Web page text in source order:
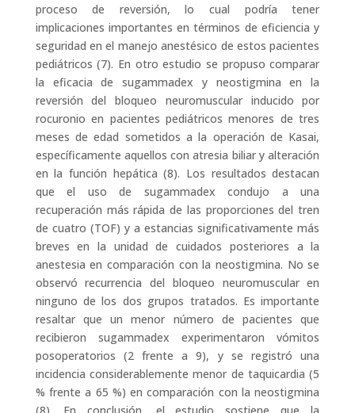
proceso de reversión, lo cual podría tener
implicaciones importantes en términos de eficiencia y
seguridad en el manejo anestésico de estos pacientes
pediátricos (7). En otro estudio se propuso comparar
la eficacia de sugammadex y neostigmina en la
reversión del bloqueo neuromuscular inducido por
rocuronio en pacientes pediátricos menores de tres
meses de edad sometidos a la operación de Kasai,
específicamente aquellos con atresia biliar y alteración
en la función hepática (8). Los resultados destacan
que el uso de sugammadex condujo a una
recuperación más rápida de las proporciones del tren
de cuatro (TOF) y a estancias significativamente más
breves en la unidad de cuidados posteriores a la
anestesia en comparación con la neostigmina. No se
observó recurrencia del bloqueo neuromuscular en
ninguno de los dos grupos tratados. Es importante
resaltar que un menor número de pacientes que
recibieron sugammadex experimentaron vómitos
posoperatorios (2 frente a 9), y se registró una
incidencia considerablemente menor de taquicardia (5
% frente a 65 %) en comparación con la neostigmina